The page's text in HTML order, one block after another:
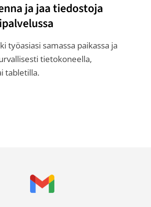
ja jaa tiedostoja
työasiasi samassa paikassa ja
tietokoneella,
tabletilla.